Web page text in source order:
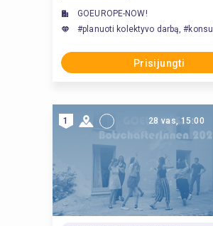
GOEUROPE-NOW!
#planuoti kolektyvo darbą,
Prisijungti
1 28 vas, 15:00